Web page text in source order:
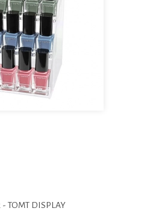
TOMT DISPLAY